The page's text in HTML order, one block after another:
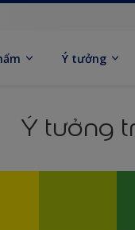
Ý tưởng
Ý tưởng